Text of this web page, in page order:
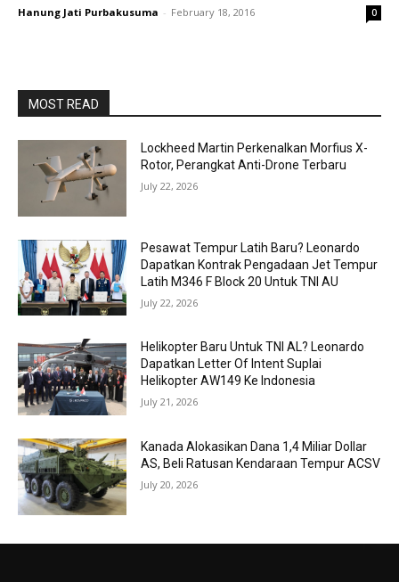
Hanung Jati Purbakusuma - February 18, 2016 0
MOST READ
Lockheed Martin Perkenalkan Morfius X-
Rotor, Perangkat Anti-Drone Terbaru
July 22, 2026
Pesawat Tempur Latih Baru? Leonardo
Dapatkan Kontrak Pengadaan Jet Tempur
Latih M346 F Block 20 Untuk TNI AU
July 22, 2026
Helikopter Baru Untuk TNI AL? Leonardo
Dapatkan Letter Of Intent Suplai
Helikopter AW149 Ke Indonesia
July 21, 2026
Kanada Alokasikan Dana 1,4 Miliar Dollar
AS, Beli Ratusan Kendaraan Tempur ACSV
July 20, 2026